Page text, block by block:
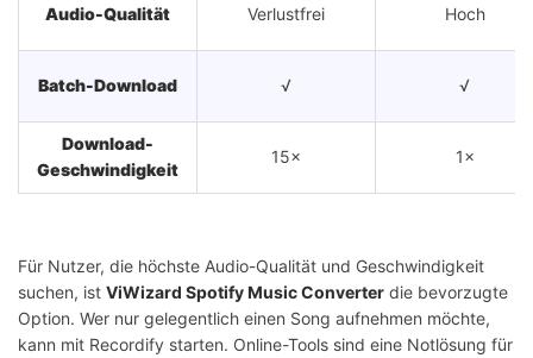
Audio-Qualität Verlustfrei Hoch
Batch-Download √ √
Download-
Geschwindigkeit
15× 1×
Für Nutzer, die höchste Audio-Qualität und Geschwindigkeit
suchen, ist ViWizard Spotify Music Converter die bevorzugte
Option. Wer nur gelegentlich einen Song aufnehmen möchte,
kann mit Recordify starten. Online-Tools sind eine Notlösung für